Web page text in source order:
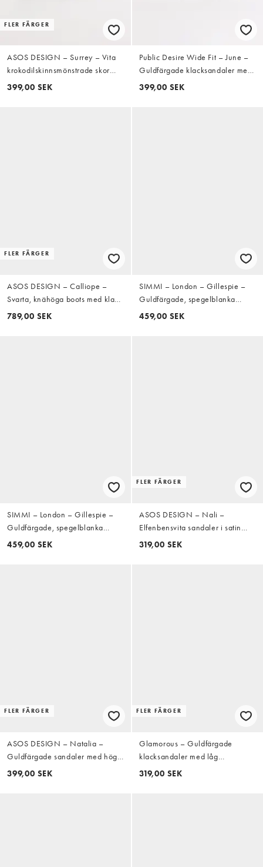
FLER FÄRGER
ASOS DESIGN – Surrey – Vita
krokodilskinnsmönstrade skor
med halvhöga blockklackar och
399,00 SEK
Public Desire Wide Fit – June –
Guldfärgade klacksandaler med
bred passform
399,00 SEK
FLER FÄRGER
ASOS DESIGN – Calliope –
Svarta, knähöga boots med klack
och kaststygn
789,00 SEK
SIMMI – London – Gillespie –
Guldfärgade, spegelblanka
sandaler med hög klack
459,00 SEK
SIMMI – London – Gillespie –
Guldfärgade, spegelblanka
sandaler med hög klack och bred
459,00 SEK
FLER FÄRGER
ASOS DESIGN – Nali –
Elfenbensvita sandaler i satin
med klackar
319,00 SEK
FLER FÄRGER
ASOS DESIGN – Natalia –
Guldfärgade sandaler med höga
klackar och T-formad rem
399,00 SEK
FLER FÄRGER
Glamorous – Guldfärgade
klacksandaler med låg
blockklack
319,00 SEK